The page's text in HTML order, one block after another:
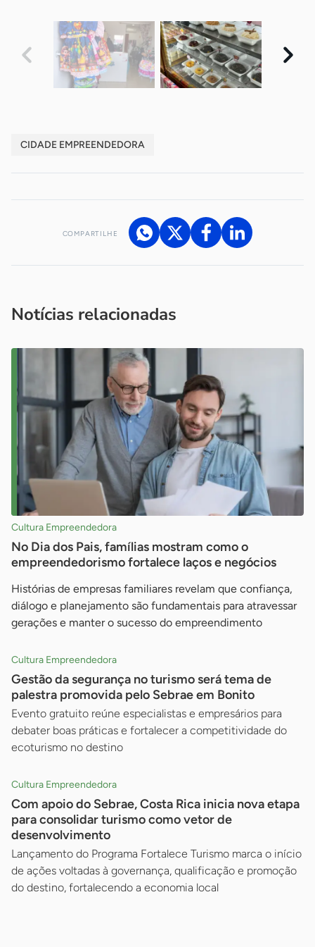
CIDADE EMPREENDEDORA
COMPARTILHE
Notícias relacionadas
Cultura Empreendedora
No Dia dos Pais, famílias mostram como o
empreendedorismo fortalece laços e negócios
Histórias de empresas familiares revelam que confiança,
diálogo e planejamento são fundamentais para atravessar
gerações e manter o sucesso do empreendimento
Cultura Empreendedora
Gestão da segurança no turismo será tema de
palestra promovida pelo Sebrae em Bonito
Evento gratuito reúne especialistas e empresários para
debater boas práticas e fortalecer a competitividade do
ecoturismo no destino
Cultura Empreendedora
Com apoio do Sebrae, Costa Rica inicia nova etapa
para consolidar turismo como vetor de
desenvolvimento
Lançamento do Programa Fortalece Turismo marca o início
de ações voltadas à governança, qualificação e promoção
do destino, fortalecendo a economia local